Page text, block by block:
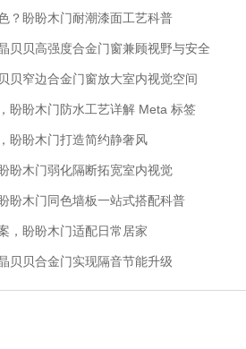
？盼盼木门耐潮漆面工艺科普
贝贝高强度合金门窗兼顾视野与安全
贝窄边合金门窗放大室内视觉空间
盼盼木门防水工艺详解 Meta 标签
盼盼木门打造简约静奢风
盼木门弱化隔断拓宽室内视觉
盼木门同色墙板一站式搭配科普
，盼盼木门适配日常居家
贝贝合金门实现隔音节能升级